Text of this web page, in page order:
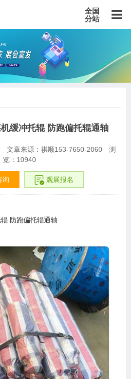
全国
分站
重庆站 天津站 江苏站
浙江站
山西站 河南站 河北站
黑龙江站
缓冲托辊 防跑偏托辊通轴
文章来源：祺顺153-7650-2060
浏
览： 10940
询 观展报名
防跑偏托辊通轴